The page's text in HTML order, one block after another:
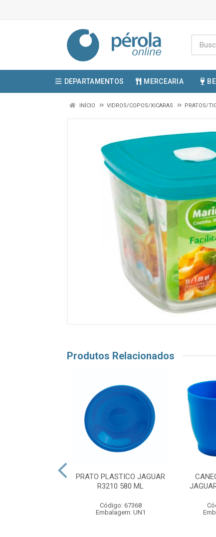
DEPARTAMENTOS MERCEARIA
INÍCIO VIDROS/COPOS/XICARAS PRATOS/
Produtos Relacionados
PRATO PLASTICO JAGUAR
R3210 580 ML
Código: 67368
Embalagem: UN1